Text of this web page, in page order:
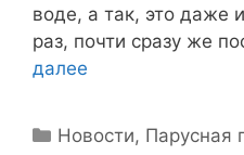
воде, а так, это даже
раз, почти сразу же
далее
Рубрики
Новости, Парусная